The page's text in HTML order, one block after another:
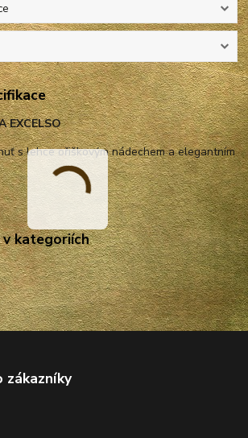
EXCELSO
s lehce ořiškovým nádechem a elegantním
kategoriích
zákazníky